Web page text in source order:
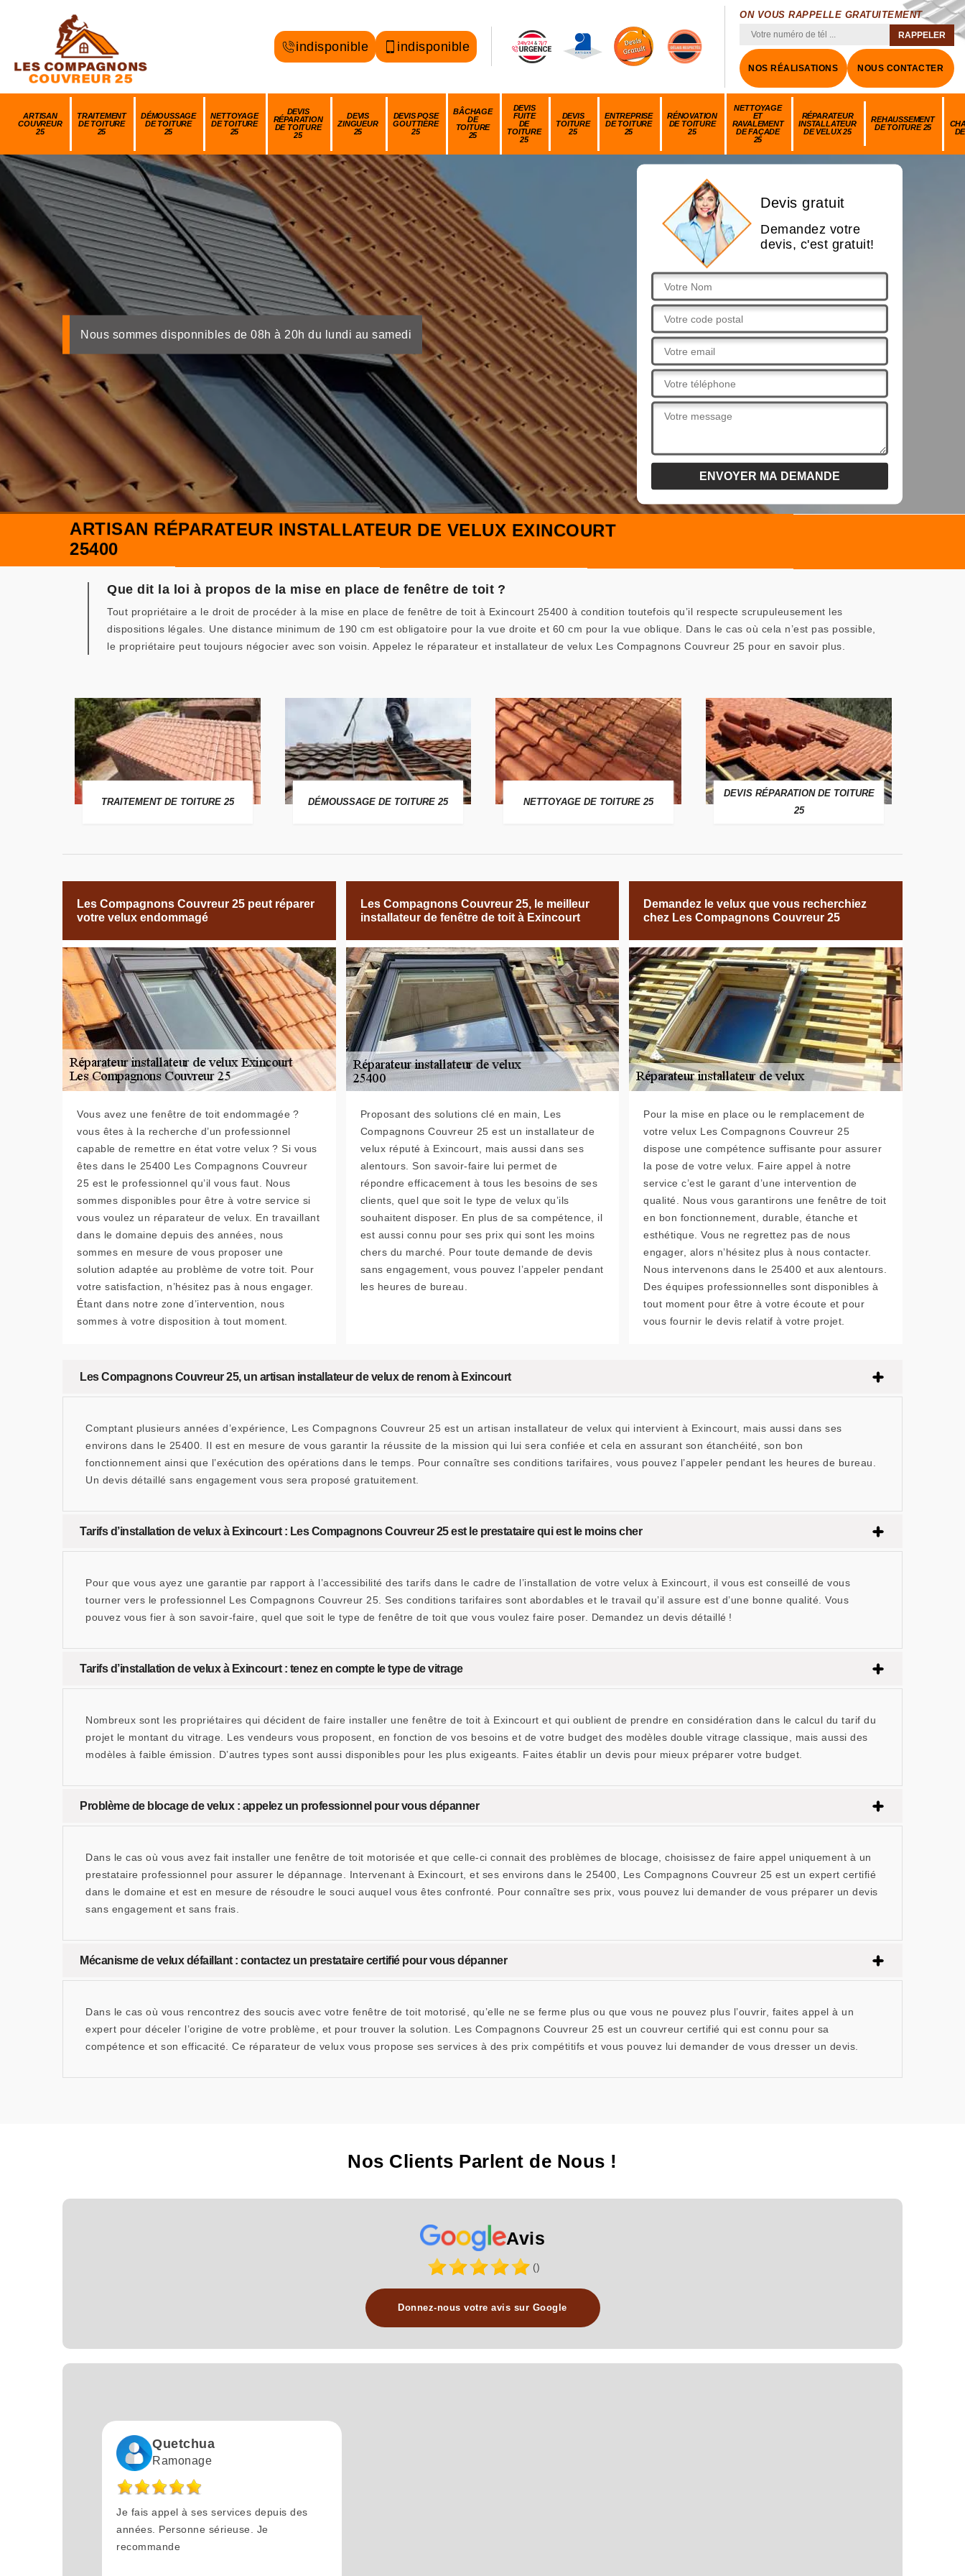
indisponible indisponible
ON VOUS RAPPELLE GRATUITEMENT
NOS RÉALISATIONS NOUS CONTACTER
ARTISAN
COUVREUR
25
TRAITEMENT
DE TOITURE
25
DÉMOUSSAGE
DE TOITURE
25
NETTOYAGE
DE TOITURE
25
DEVIS
RÉPARATION
DE TOITURE
25
DEVIS
ZINGUEUR
25
DEVIS POSE
GOUTTIÈRE
25
BÂCHAGE
DE
TOITURE
25
DEVIS
FUITE
DE
TOITURE
25
DEVIS
TOITURE
25
ENTREPRISE
DE TOITURE
25
RÉNOVATION
DE TOITURE
25
NETTOYAGE
ET
RAVALEMENT
DE FAÇADE
25
RÉPARATEUR
INSTALLATEUR
DE VELUX 25
REHAUSSEMENT
DE TOITURE 25
Nous sommes disponnibles de 08h à 20h du lundi au samedi
Devis gratuit
Demandez votre
devis, c'est gratuit!
ARTISAN RÉPARATEUR INSTALLATEUR DE VELUX EXINCOURT
25400
Que dit la loi à propos de la mise en place de fenêtre de toit ?
Tout propriétaire a le droit de procéder à la mise en place de fenêtre de toit à Exincourt 25400 à condition toutefois qu’il respecte scrupuleusement les
dispositions légales. Une distance minimum de 190 cm est obligatoire pour la vue droite et 60 cm pour la vue oblique. Dans le cas où cela n’est pas possible,
le propriétaire peut toujours négocier avec son voisin. Appelez le réparateur et installateur de velux Les Compagnons Couvreur 25 pour en savoir plus.
TRAITEMENT DE TOITURE 25 DÉMOUSSAGE DE TOITURE 25 NETTOYAGE DE TOITURE 25
DEVIS RÉPARATION DE TOITURE
25
Les Compagnons Couvreur 25 peut réparer
votre velux endommagé
Vous avez une fenêtre de toit endommagée ?
vous êtes à la recherche d’un professionnel
capable de remettre en état votre velux ? Si vous
êtes dans le 25400 Les Compagnons Couvreur
25 est le professionnel qu’il vous faut. Nous
sommes disponibles pour être à votre service si
vous voulez un réparateur de velux. En travaillant
dans le domaine depuis des années, nous
sommes en mesure de vous proposer une
solution adaptée au problème de votre toit. Pour
votre satisfaction, n’hésitez pas à nous engager.
Étant dans notre zone d’intervention, nous
sommes à votre disposition à tout moment.
Les Compagnons Couvreur 25, le meilleur
installateur de fenêtre de toit à Exincourt
Proposant des solutions clé en main, Les
Compagnons Couvreur 25 est un installateur de
velux réputé à Exincourt, mais aussi dans ses
alentours. Son savoir-faire lui permet de
répondre efficacement à tous les besoins de ses
clients, quel que soit le type de velux qu’ils
souhaitent disposer. En plus de sa compétence, il
est aussi connu pour ses prix qui sont les moins
chers du marché. Pour toute demande de devis
sans engagement, vous pouvez l’appeler pendant
les heures de bureau.
Demandez le velux que vous recherchiez
chez Les Compagnons Couvreur 25
Pour la mise en place ou le remplacement de
votre velux Les Compagnons Couvreur 25
dispose une compétence suffisante pour assurer
la pose de votre velux. Faire appel à notre
service c’est le garant d’une intervention de
qualité. Nous vous garantirons une fenêtre de toit
en bon fonctionnement, durable, étanche et
esthétique. Vous ne regrettez pas de nous
engager, alors n’hésitez plus à nous contacter.
Nous intervenons dans le 25400 et aux alentours.
Des équipes professionnelles sont disponibles à
tout moment pour être à votre écoute et pour
vous fournir le devis relatif à votre projet.
Les Compagnons Couvreur 25, un artisan installateur de velux de renom à Exincourt
Comptant plusieurs années d’expérience, Les Compagnons Couvreur 25 est un artisan installateur de velux qui intervient à Exincourt, mais aussi dans ses
environs dans le 25400. Il est en mesure de vous garantir la réussite de la mission qui lui sera confiée et cela en assurant son étanchéité, son bon
fonctionnement ainsi que l’exécution des opérations dans le temps. Pour connaître ses conditions tarifaires, vous pouvez l’appeler pendant les heures de bureau.
Un devis détaillé sans engagement vous sera proposé gratuitement.
Tarifs d’installation de velux à Exincourt : Les Compagnons Couvreur 25 est le prestataire qui est le moins cher
Pour que vous ayez une garantie par rapport à l’accessibilité des tarifs dans le cadre de l’installation de votre velux à Exincourt, il vous est conseillé de vous
tourner vers le professionnel Les Compagnons Couvreur 25. Ses conditions tarifaires sont abordables et le travail qu’il assure est d’une bonne qualité. Vous
pouvez vous fier à son savoir-faire, quel que soit le type de fenêtre de toit que vous voulez faire poser. Demandez un devis détaillé !
Tarifs d’installation de velux à Exincourt : tenez en compte le type de vitrage
Nombreux sont les propriétaires qui décident de faire installer une fenêtre de toit à Exincourt et qui oublient de prendre en considération dans le calcul du tarif du
projet le montant du vitrage. Les vendeurs vous proposent, en fonction de vos besoins et de votre budget des modèles double vitrage classique, mais aussi des
modèles à faible émission. D’autres types sont aussi disponibles pour les plus exigeants. Faites établir un devis pour mieux préparer votre budget.
Problème de blocage de velux : appelez un professionnel pour vous dépanner
Dans le cas où vous avez fait installer une fenêtre de toit motorisée et que celle-ci connait des problèmes de blocage, choisissez de faire appel uniquement à un
prestataire professionnel pour assurer le dépannage. Intervenant à Exincourt, et ses environs dans le 25400, Les Compagnons Couvreur 25 est un expert certifié
dans le domaine et est en mesure de résoudre le souci auquel vous êtes confronté. Pour connaître ses prix, vous pouvez lui demander de vous préparer un devis
sans engagement et sans frais.
Mécanisme de velux défaillant : contactez un prestataire certifié pour vous dépanner
Dans le cas où vous rencontrez des soucis avec votre fenêtre de toit motorisé, qu’elle ne se ferme plus ou que vous ne pouvez plus l’ouvrir, faites appel à un
expert pour déceler l’origine de votre problème, et pour trouver la solution. Les Compagnons Couvreur 25 est un couvreur certifié qui est connu pour sa
compétence et son efficacité. Ce réparateur de velux vous propose ses services à des prix compétitifs et vous pouvez lui demander de vous dresser un devis.
Nos Clients Parlent de Nous !
Avis
()
Donnez-nous votre avis sur Google
Quetchua
Ramonage
Je fais appel à ses services depuis des
années. Personne sérieuse. Je
recommande